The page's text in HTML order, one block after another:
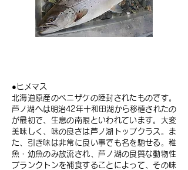
●ヒメマス
北海道原産のベニザケの陸封されたものです。
芦ノ湖へは明治42年十和田湖から移植されたの
が最初で、生息の南限といわれています。大変
美味しく、味の良さは芦ノ湖トップクラス。ま
た、引き味は非常に良い事でも名を馳せる。稚
魚・幼魚のみ放流され、芦ノ湖の良質な動物性
プランクトンを補食することによって、その味